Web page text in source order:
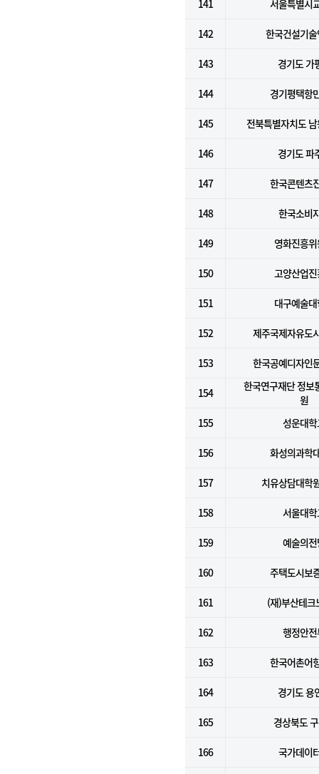
141 서울특별시
142 한국건설기
143 경기도 가
144 경기평택항
145 전북특별자치도
146 경기도 파
147 한국콘텐츠
148 한국소비
149 영화진흥
150 고양산업
151 대구예술
152 제주국제자유도
153 한국공예디자인
154
한국연구재단 정보
원
155
성운대
156 화성의과학
157 치유상담대학
158 서울대
159 예술의
160 주택도시보
161 (재)부산테크
162 행정안
163 한국어촌어
164 경기도 용
165 경상북도
166 국가데이